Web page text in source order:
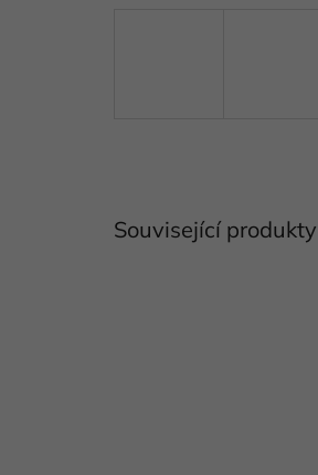
Související produkty